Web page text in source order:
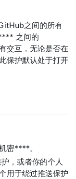
之间的所有
之间的
交互，无论是否在
保护默认处于打开
密****。
，或者你的个人
用于绕过推送保护